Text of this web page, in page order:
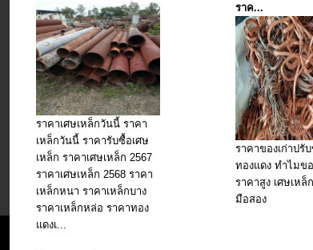
ราคาเศษเหล็กวันนี้ ราคา
เหล็กวันนี้ ราคารับซื้อเศษ
เหล็ก ราคาเศษเหล็ก 2567
ราคาเศษเหล็ก 2568 ราคา
เหล็กหนา ราคาเหล็กบาง
ราคาเหล็กหล่อ ราคาทอง
แดงเ...
ราค...
ราคาของเก่าปรั
ทองแดง ทำไมขอ
ราคาสูง เศษเหล็
มือสอง